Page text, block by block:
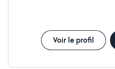
Voir le profil